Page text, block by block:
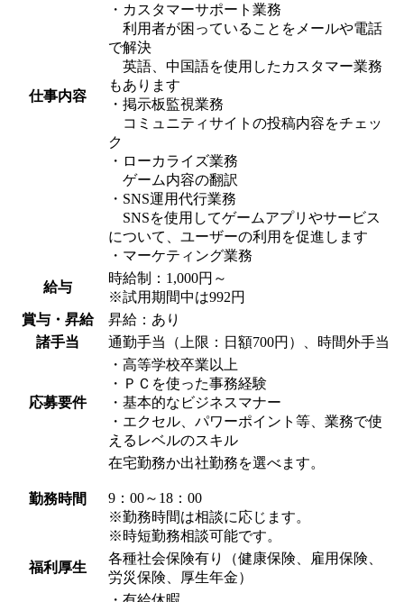
仕事内容
・カスタマーサポート業務
利用者が困っていることをメールや電話
で解決
英語、中国語を使用したカスタマー業務
もあります
・掲示板監視業務
コミュニティサイトの投稿内容をチェッ
ク
・ローカライズ業務
ゲーム内容の翻訳
・SNS運用代行業務
SNSを使用してゲームアプリやサービス
について、ユーザーの利用を促進します
・マーケティング業務
給与
時給制：1,000円～
※試用期間中は992円
賞与・昇給
昇給：あり
諸手当
通勤手当（上限：日額700円）、時間外手当
応募要件
・高等学校卒業以上
・ＰＣを使った事務経験
・基本的なビジネスマナー
・エクセル、パワーポイント等、業務で使
えるレベルのスキル
勤務時間
在宅勤務か出社勤務を選べます。
9：00～18：00
※勤務時間は相談に応じます。
※時短勤務相談可能です。
福利厚生
各種社会保険有り（健康保険、雇用保険、
労災保険、厚生年金）